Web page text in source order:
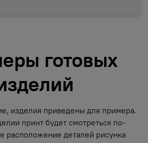
готовых
изделия приведены для примера.
принт будет смотреться по-
расположение деталей рисунка